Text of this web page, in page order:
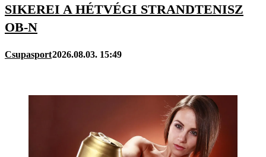
SIKEREI A HÉTVÉGI STRANDTENISZ
OB-N
Csupasport2026.08.03. 15:49